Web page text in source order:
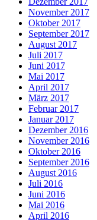
November 2017
Oktober 2017
September 2017
August 2017
Juli 2017
Juni 2017
Mai 2017
April 2017
März 2017
Februar 2017
Januar 2017
Dezember 2016
November 2016
Oktober 2016
September 2016
August 2016
Juli 2016
Juni 2016
Mai 2016
April 2016